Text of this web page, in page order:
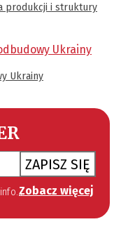
produkcji i struktury
Ukrainy
ZAPISZ SIĘ
aby otrzymywać newsletter. Zobacz więcej